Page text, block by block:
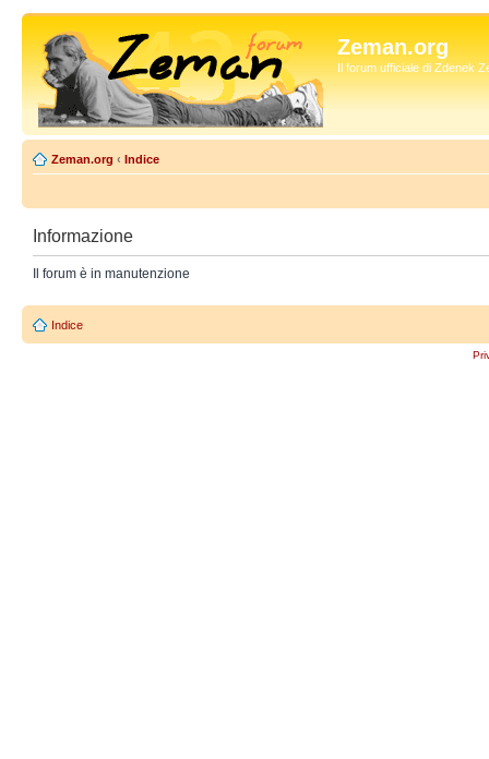
Zeman.org
Il forum ufficiale di Zdenek
Zeman.org ‹ Indice
Informazione
Il forum è in manutenzione
Indice